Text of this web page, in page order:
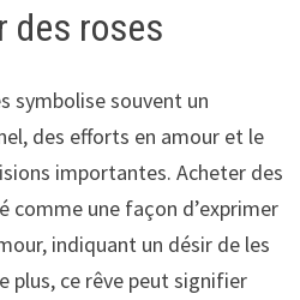
des roses
symbolise souvent un
des efforts en amour et le
importantes. Acheter des
comme une façon d’exprimer
indiquant un désir de les
plus, ce rêve peut signifier